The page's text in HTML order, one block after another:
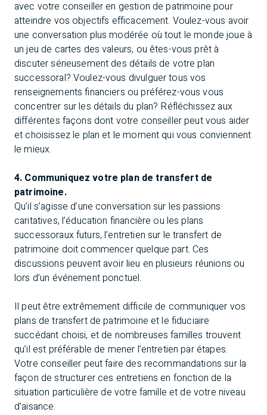
avec votre conseiller en gestion de patrimoine pour
atteindre vos objectifs efficacement. Voulez-vous avoir
une conversation plus modérée où tout le monde joue à
un jeu de cartes des valeurs, ou êtes-vous prêt à
discuter sérieusement des détails de votre plan
successoral? Voulez-vous divulguer tous vos
renseignements financiers ou préférez-vous vous
concentrer sur les détails du plan? Réfléchissez aux
différentes façons dont votre conseiller peut vous aider
et choisissez le plan et le moment qui vous conviennent
le mieux.
4. Communiquez votre plan de transfert de
patrimoine.
Qu’il s’agisse d’une conversation sur les passions
caritatives, l’éducation financière ou les plans
successoraux futurs, l’entretien sur le transfert de
patrimoine doit commencer quelque part. Ces
discussions peuvent avoir lieu en plusieurs réunions ou
lors d’un événement ponctuel.
Il peut être extrêmement difficile de communiquer vos
plans de transfert de patrimoine et le fiduciaire
succédant choisi, et de nombreuses familles trouvent
qu’il est préférable de mener l’entretien par étapes.
Votre conseiller peut faire des recommandations sur la
façon de structurer ces entretiens en fonction de la
situation particulière de votre famille et de votre niveau
d’aisance.